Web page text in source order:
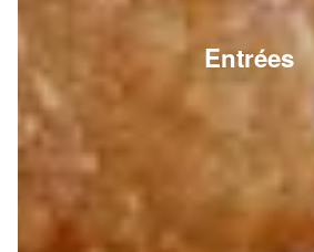
Entrées